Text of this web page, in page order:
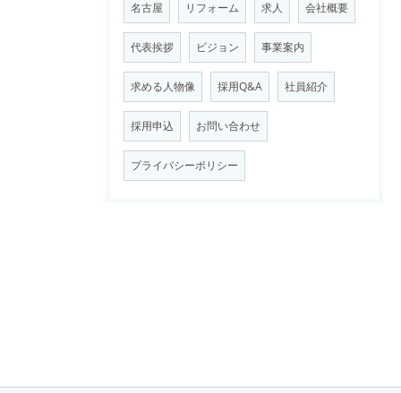
名古屋 リフォーム 求人 会社概要
代表挨拶 ビジョン 事業案内
求める人物像 採用Q&A 社員紹介
採用申込 お問い合わせ
プライバシーポリシー